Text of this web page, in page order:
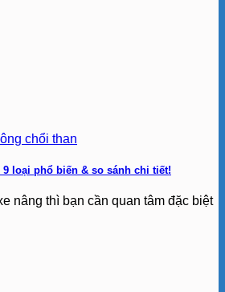
9 loại phổ biến & so sánh chi tiết!
nâng thì bạn cần quan tâm đặc biệt